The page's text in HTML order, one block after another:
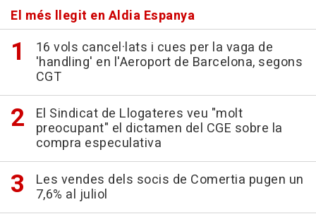
El més llegit en Aldia Espanya
16 vols cancel·lats i cues per la vaga de
'handling' en l'Aeroport de Barcelona, segons
CGT
El Sindicat de Llogateres veu "molt
preocupant" el dictamen del CGE sobre la
compra especulativa
Les vendes dels socis de Comertia pugen un
7,6% al juliol